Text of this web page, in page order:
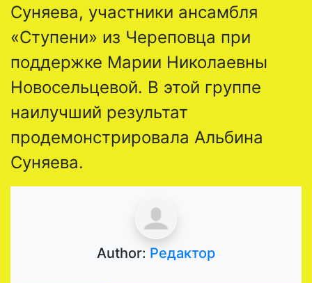
Суняева, участники ансамбля
«Ступени» из Череповца при
поддержке Марии Николаевны
Новосельцевой. В этой группе
наилучший результат
продемонстрировала Альбина
Суняева.
Author: Редактор